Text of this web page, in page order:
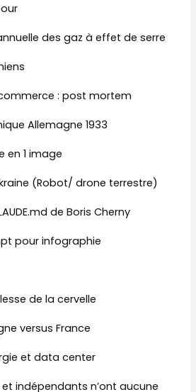
des gaz à effet de serre
: post mortem
Allemagne 1933
en 1 image
(Robot/ drone terrestre)
de Boris Cherny
pour infographie
de la cervelle
versus France
et data center
indépendants n’ont aucune